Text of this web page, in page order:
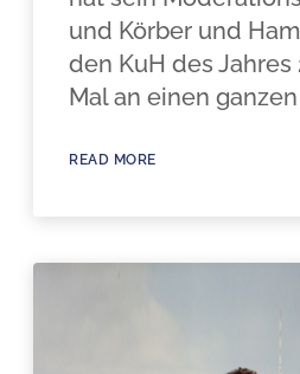
und Körber und
den KuH des Jahres
Mal an einen
READ MORE